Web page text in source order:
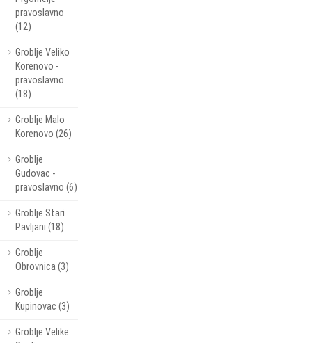
pravoslavno
(12)
Groblje Veliko
Korenovo -
pravoslavno
(18)
Groblje Malo
Korenovo (26)
Groblje
Gudovac -
pravoslavno (6)
Groblje Stari
Pavljani (18)
Groblje
Obrovnica (3)
Groblje
Kupinovac (3)
Groblje Velike